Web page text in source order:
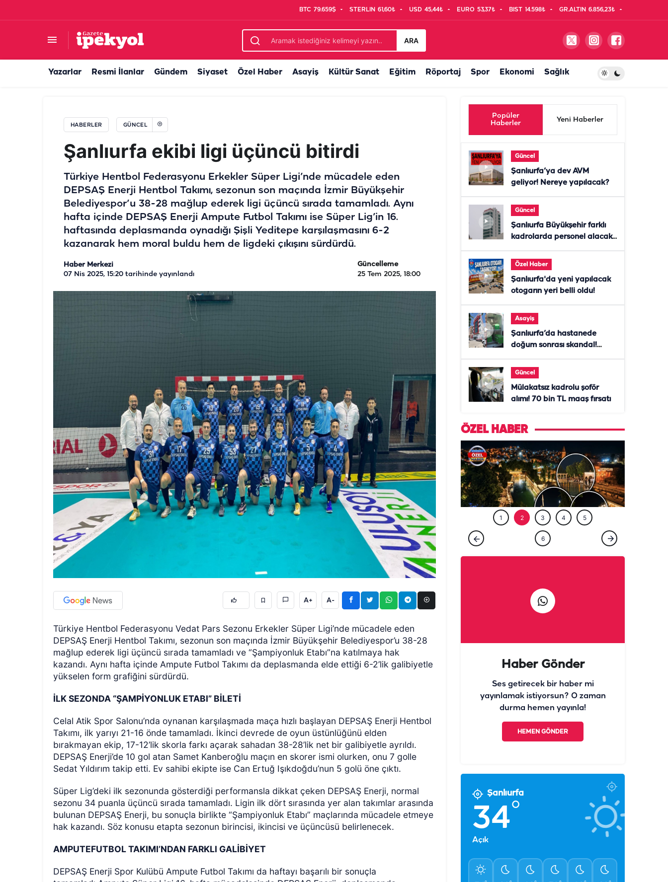
BTC 79.659$ STERLIN 61,60₺ USD 45,44₺ EURO 53,37₺ BIST 14.598₺ GR.ALTIN 6.856,23₺
ARA
Yazarlar Resmi İlanlar Gündem Siyaset Özel Haber Asayiş Kültür Sanat Eğitim Röportaj Spor Ekonomi Sağlık
HABERLER GÜNCEL
Şanlıurfa ekibi ligi üçüncü bitirdi
Türkiye Hentbol Federasyonu Erkekler Süper Ligi’nde mücadele eden
DEPSAŞ Enerji Hentbol Takımı, sezonun son maçında İzmir Büyükşehir
Belediyespor’u 38-28 mağlup ederek ligi üçüncü sırada tamamladı. Aynı
hafta içinde DEPSAŞ Enerji Ampute Futbol Takımı ise Süper Lig’in 16.
haftasında deplasmanda oynadığı Şişli Yeditepe karşılaşmasını 6-2
kazanarak hem moral buldu hem de ligdeki çıkışını sürdürdü.
Haber Merkezi
07 Nis 2025, 15:20 tarihinde yayınlandı
Güncelleme
25 Tem 2025, 18:00
A+ A-
Türkiye Hentbol Federasyonu Vedat Pars Sezonu Erkekler Süper Ligi’nde mücadele eden
DEPSAŞ Enerji Hentbol Takımı, sezonun son maçında İzmir Büyükşehir Belediyespor’u 38-28
mağlup ederek ligi üçüncü sırada tamamladı ve “Şampiyonluk Etabı”na katılmaya hak
kazandı. Aynı hafta içinde Ampute Futbol Takımı da deplasmanda elde ettiği 6-2’lik galibiyetle
yükselen form grafiğini sürdürdü.
İLK SEZONDA “ŞAMPİYONLUK ETABI” BİLETİ
Celal Atik Spor Salonu’nda oynanan karşılaşmada maça hızlı başlayan DEPSAŞ Enerji Hentbol
Takımı, ilk yarıyı 21-16 önde tamamladı. İkinci devrede de oyun üstünlüğünü elden
bırakmayan ekip, 17-12’lik skorla farkı açarak sahadan 38-28’lik net bir galibiyetle ayrıldı.
DEPSAŞ Enerji’de 10 gol atan Samet Kanberoğlu maçın en skorer ismi olurken, onu 7 golle
Sedat Yıldırım takip etti. Ev sahibi ekipte ise Can Ertuğ Işıkdoğdu’nun 5 golü öne çıktı.
Süper Lig’deki ilk sezonunda gösterdiği performansla dikkat çeken DEPSAŞ Enerji, normal
sezonu 34 puanla üçüncü sırada tamamladı. Ligin ilk dört sırasında yer alan takımlar arasında
bulunan DEPSAŞ Enerji, bu sonuçla birlikte “Şampiyonluk Etabı” maçlarında mücadele etmeye
hak kazandı. Söz konusu etapta sezonun birincisi, ikincisi ve üçüncüsü belirlenecek.
AMPUTEFUTBOL TAKIMI’NDAN FARKLI GALİBİYET
DEPSAŞ Enerji Spor Kulübü Ampute Futbol Takımı da haftayı başarılı bir sonuçla
Popüler
Haberler
Yeni Haberler
Güncel
Şanlıurfa’ya dev AVM
geliyor! Nereye yapılacak?
Güncel
Şanlıurfa Büyükşehir farklı
kadrolarda personel alacak!
Özel Haber
Şanlıurfa'da yeni yapılacak
otogarın yeri belli oldu!
Asayiş
Şanlıurfa’da hastanede
doğum sonrası skandal!
Güncel
Mülakatsız kadrolu şoför
alımı! 70 bin TL maaş fırsatı
ÖZEL HABER
ÖZEL HABER
Şanlıurfa'nın kalbi ışıklarla yeniden hayat
1 2 3 4 5
6
Haber Gönder
Ses getirecek bir haber mi
yayınlamak istiyorsun? O zaman
durma hemen yayınla!
HEMEN GÖNDER
Şanlıurfa
34°
Açık